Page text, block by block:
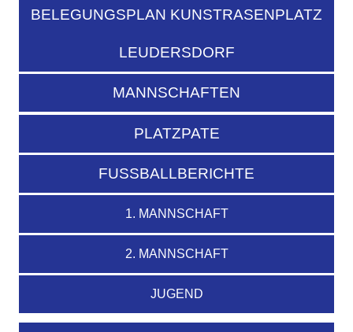
BELEGUNGSPLAN KUNSTRASENPLATZ
LEUDERSDORF
MANNSCHAFTEN
PLATZPATE
FUSSBALLBERICHTE
1. MANNSCHAFT
2. MANNSCHAFT
JUGEND